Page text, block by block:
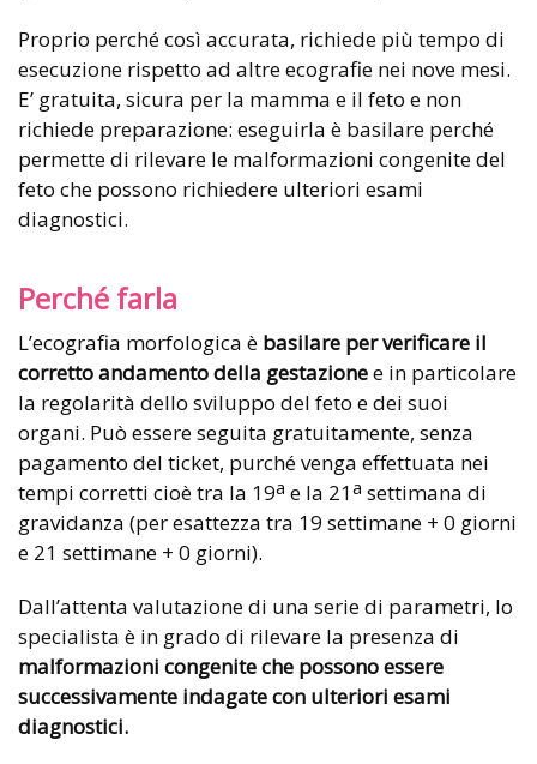
Proprio perché così accurata, richiede più tempo di
esecuzione rispetto ad altre ecografie nei nove mesi.
E’ gratuita, sicura per la mamma e il feto e non
richiede preparazione: eseguirla è basilare perché
permette di rilevare le malformazioni congenite del
feto che possono richiedere ulteriori esami
diagnostici.
Perché farla
L’ecografia morfologica è basilare per verificare il
corretto andamento della gestazionee in particolare
la regolarità dello sviluppo del feto e dei suoi
organi. Può essere seguita gratuitamente, senza
pagamento del ticket, purché venga effettuata nei
tempi corretti cioè tra la 19a e la 21a settimana di
gravidanza (per esattezza tra 19 settimane + 0 giorni
e 21 settimane + 0 giorni).
Dall’attenta valutazione di una serie di parametri, lo
specialista è in grado di rilevare la presenza di
malformazioni congenite che possono essere
successivamente indagate con ulteriori esami
diagnostici.